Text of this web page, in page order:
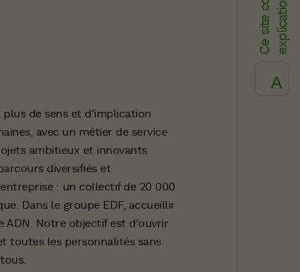
s
plus de sens et d'implication
avec un métier de service
ambitieux et innovants
diversifiés et
: un collectif de 20 000
Dans le groupe EDF, accueillir
ADN. Notre objectif est d'ouvrir
toutes les personnalités sans